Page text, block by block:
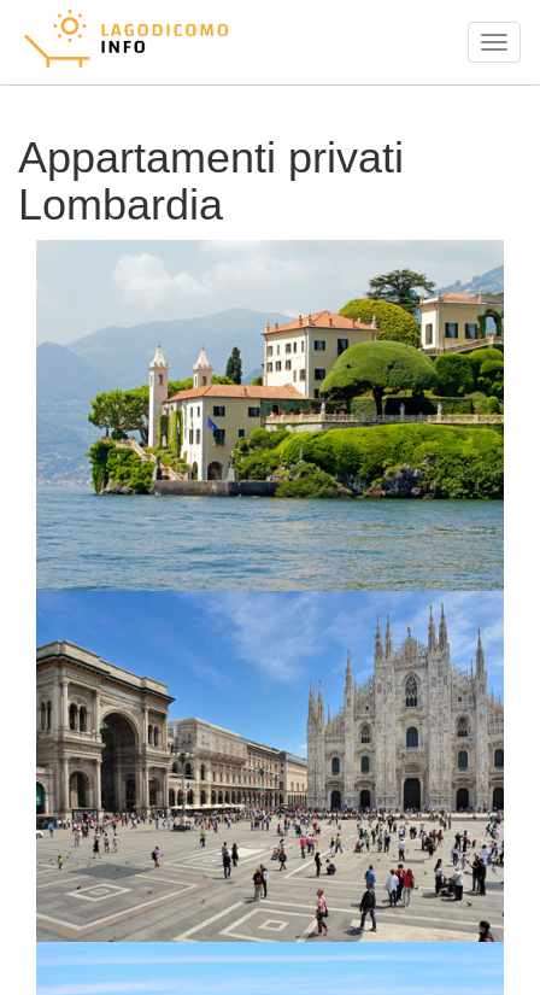
Menu
Appartamenti privati
Lombardia